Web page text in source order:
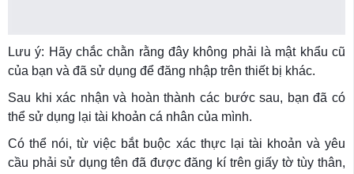
Lưu ý: Hãy chắc chằn rằng đây không phải là mật khẩu cũ
của bạn và đã sử dụng để đăng nhập trên thiết bị khác.
Sau khi xác nhận và hoàn thành các bước sau, bạn đã có
thể sử dụng lại tài khoản cá nhân của mình.
Có thể nói, từ việc bắt buộc xác thực lại tài khoản và yêu
cầu phải sử dụng tên đã được đăng kí trên giấy tờ tùy thân,